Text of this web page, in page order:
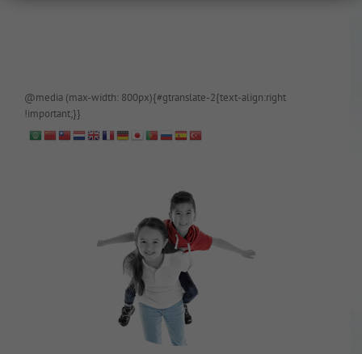
@media (max-width: 800px){#gtranslate-2{text-align:right
!important;}}